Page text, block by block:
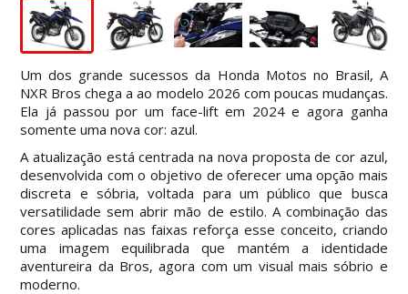
Um dos grande sucessos da Honda Motos no Brasil, A
NXR Bros chega a ao modelo 2026 com poucas mudanças.
Ela já passou por um face-lift em 2024 e agora ganha
somente uma nova cor: azul.
A atualização está centrada na nova proposta de cor azul,
desenvolvida com o objetivo de oferecer uma opção mais
discreta e sóbria, voltada para um público que busca
versatilidade sem abrir mão de estilo. A combinação das
cores aplicadas nas faixas reforça esse conceito, criando
uma imagem equilibrada que mantém a identidade
aventureira da Bros, agora com um visual mais sóbrio e
moderno.